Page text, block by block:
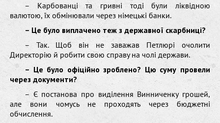
– Карбованці та гривні тоді були ліквідною
валютою, їх обмінювали через німецькі банки.
– Це було виплачено теж з державної скарбниці?
– Так. Щоб він не заважав Петлюрі очолити
Директорію й робити свою справу на чолі держави.
– Це було офіційно зроблено? Цю суму провели
через документи?
– Є постанова про виділення Винниченку грошей,
але вони чомусь не проходять через бюджетні
обчислення.